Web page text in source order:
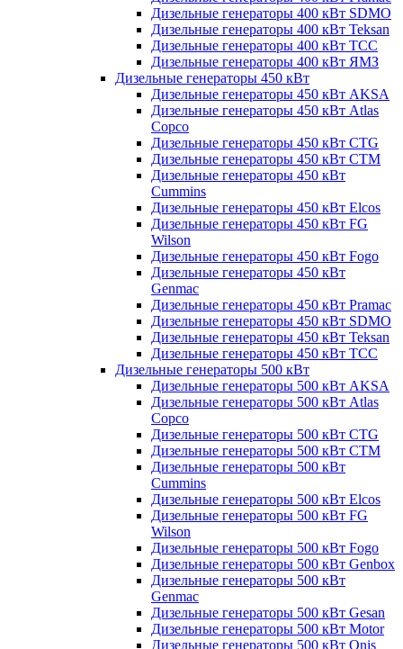
Дизельные генераторы 400 кВт SDMO
Дизельные генераторы 400 кВт Teksan
Дизельные генераторы 400 кВт ТСС
Дизельные генераторы 400 кВт ЯМЗ
Дизельные генераторы 450 кВт
Дизельные генераторы 450 кВт AKSA
Дизельные генераторы 450 кВт Atlas
Copco
Дизельные генераторы 450 кВт CTG
Дизельные генераторы 450 кВт CTM
Дизельные генераторы 450 кВт
Cummins
Дизельные генераторы 450 кВт Elcos
Дизельные генераторы 450 кВт FG
Wilson
Дизельные генераторы 450 кВт Fogo
Дизельные генераторы 450 кВт
Genmac
Дизельные генераторы 450 кВт Pramac
Дизельные генераторы 450 кВт SDMO
Дизельные генераторы 450 кВт Teksan
Дизельные генераторы 450 кВт ТСС
Дизельные генераторы 500 кВт
Дизельные генераторы 500 кВт AKSA
Дизельные генераторы 500 кВт Atlas
Copco
Дизельные генераторы 500 кВт CTG
Дизельные генераторы 500 кВт CTM
Дизельные генераторы 500 кВт
Cummins
Дизельные генераторы 500 кВт Elcos
Дизельные генераторы 500 кВт FG
Wilson
Дизельные генераторы 500 кВт Fogo
Дизельные генераторы 500 кВт Genbox
Дизельные генераторы 500 кВт
Genmac
Дизельные генераторы 500 кВт Gesan
Дизельные генераторы 500 кВт Motor
Дизельные генераторы 500 кВт Onis